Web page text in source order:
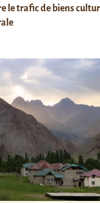
le trafic de biens